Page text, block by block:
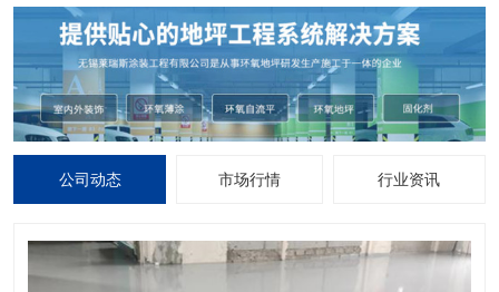
公司动态 市场行情 行业资讯